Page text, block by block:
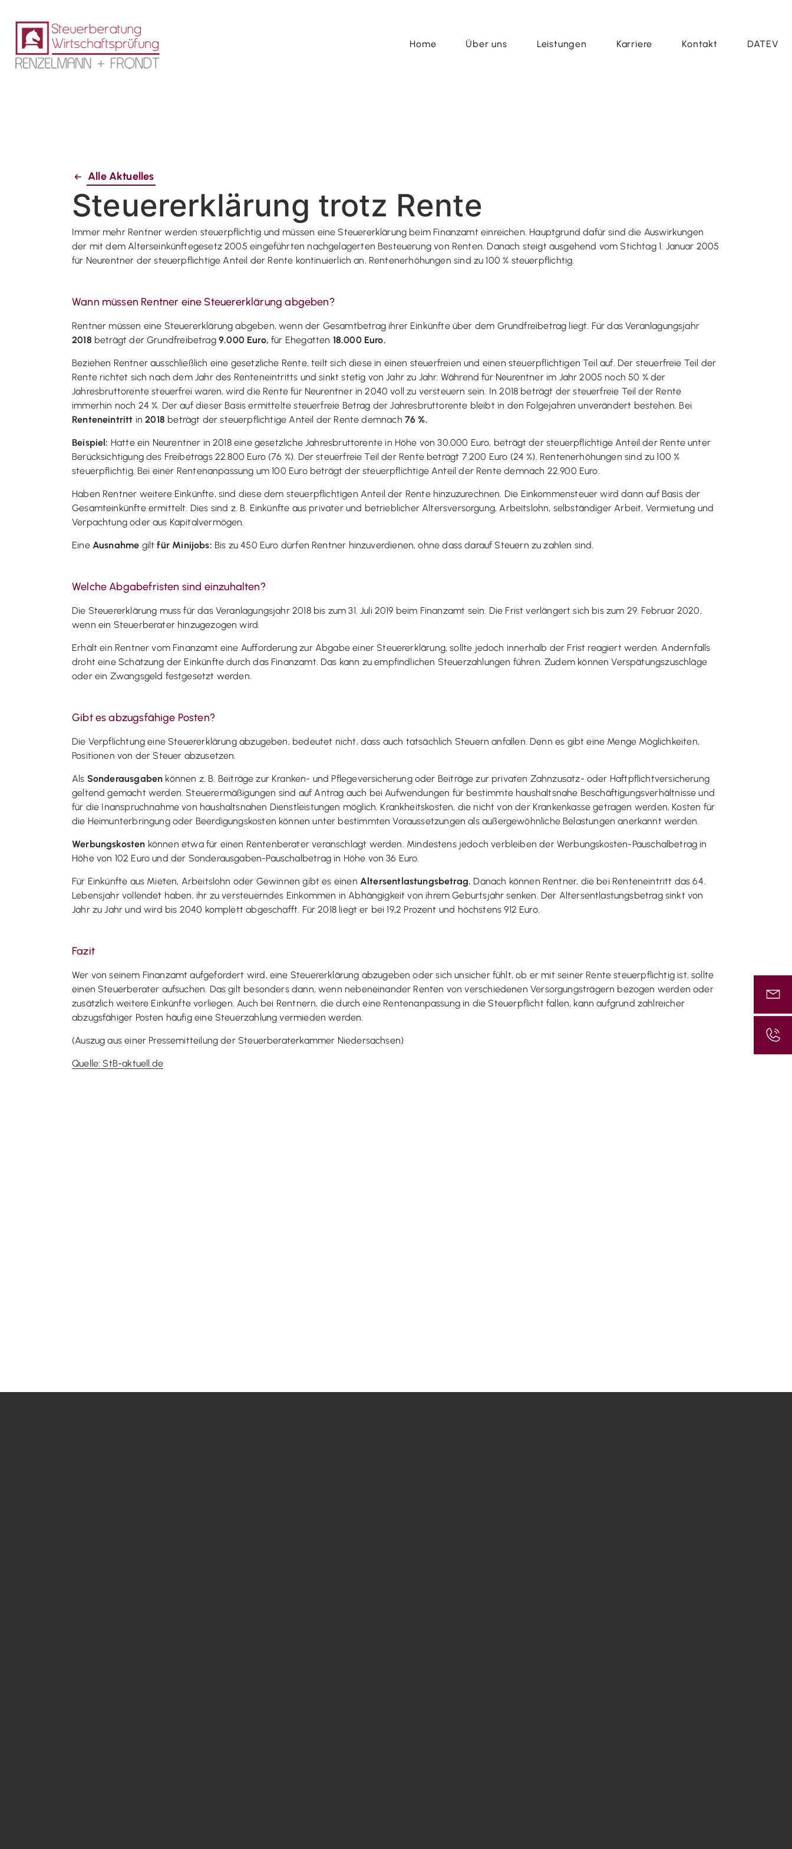
Home Über uns Leistungen Karriere Kontakt DATEV
Alle Aktuelles
Steuererklärung trotz Rente
Immer mehr Rentner werden steuerpflichtig und müssen eine Steuererklärung beim Finanzamt einreichen. Hauptgrund dafür sind die Auswirkungen
der mit dem Alterseinkünftegesetz 2005 eingeführten nachgelagerten Besteuerung von Renten. Danach steigt ausgehend vom Stichtag 1. Januar 2005
für Neurentner der steuerpflichtige Anteil der Rente kontinuierlich an. Rentenerhöhungen sind zu 100 % steuerpflichtig.
Wann müssen Rentner eine Steuererklärung abgeben?
Rentner müssen eine Steuererklärung abgeben, wenn der Gesamtbetrag ihrer Einkünfte über dem Grundfreibetrag liegt. Für das Veranlagungsjahr
2018 beträgt der Grundfreibetrag 9.000 Euro, für Ehegatten 18.000 Euro.
Beziehen Rentner ausschließlich eine gesetzliche Rente, teilt sich diese in einen steuerfreien und einen steuerpflichtigen Teil auf. Der steuerfreie Teil der
Rente richtet sich nach dem Jahr des Renteneintritts und sinkt stetig von Jahr zu Jahr. Während für Neurentner im Jahr 2005 noch 50 % der
Jahresbruttorente steuerfrei waren, wird die Rente für Neurentner in 2040 voll zu versteuern sein. In 2018 beträgt der steuerfreie Teil der Rente
immerhin noch 24 %. Der auf dieser Basis ermittelte steuerfreie Betrag der Jahresbruttorente bleibt in den Folgejahren unverändert bestehen. Bei
Renteneintritt in2018 beträgt der steuerpflichtige Anteil der Rente demnach 76 %.
Beispiel: Hatte ein Neurentner in 2018 eine gesetzliche Jahresbruttorente in Höhe von 30.000 Euro, beträgt der steuerpflichtige Anteil der Rente unter
Berücksichtigung des Freibetrags 22.800 Euro (76 %). Der steuerfreie Teil der Rente beträgt 7.200 Euro (24 %). Rentenerhöhungen sind zu 100 %
steuerpflichtig. Bei einer Rentenanpassung um 100 Euro beträgt der steuerpflichtige Anteil der Rente demnach 22.900 Euro.
Haben Rentner weitere Einkünfte, sind diese dem steuerpflichtigen Anteil der Rente hinzuzurechnen. Die Einkommensteuer wird dann auf Basis der
Gesamteinkünfte ermittelt. Dies sind z. B. Einkünfte aus privater und betrieblicher Altersversorgung, Arbeitslohn, selbständiger Arbeit, Vermietung und
Verpachtung oder aus Kapitalvermögen.
Eine Ausnahme giltfür Minijobs: Bis zu 450 Euro dürfen Rentner hinzuverdienen, ohne dass darauf Steuern zu zahlen sind.
Welche Abgabefristen sind einzuhalten?
Die Steuererklärung muss für das Veranlagungsjahr 2018 bis zum 31. Juli 2019 beim Finanzamt sein. Die Frist verlängert sich bis zum 29. Februar 2020,
wenn ein Steuerberater hinzugezogen wird.
Erhält ein Rentner vom Finanzamt eine Aufforderung zur Abgabe einer Steuererklärung, sollte jedoch innerhalb der Frist reagiert werden. Andernfalls
droht eine Schätzung der Einkünfte durch das Finanzamt. Das kann zu empfindlichen Steuerzahlungen führen. Zudem können Verspätungszuschläge
oder ein Zwangsgeld festgesetzt werden.
Gibt es abzugsfähige Posten?
Die Verpflichtung eine Steuererklärung abzugeben, bedeutet nicht, dass auch tatsächlich Steuern anfallen. Denn es gibt eine Menge Möglichkeiten,
Positionen von der Steuer abzusetzen.
Als Sonderausgaben können z. B. Beiträge zur Kranken- und Pflegeversicherung oder Beiträge zur privaten Zahnzusatz- oder Haftpflichtversicherung
geltend gemacht werden. Steuerermäßigungen sind auf Antrag auch bei Aufwendungen für bestimmte haushaltsnahe Beschäftigungsverhältnisse und
für die Inanspruchnahme von haushaltsnahen Dienstleistungen möglich. Krankheitskosten, die nicht von der Krankenkasse getragen werden, Kosten für
die Heimunterbringung oder Beerdigungskosten können unter bestimmten Voraussetzungen als außergewöhnliche Belastungen anerkannt werden.
Werbungskosten können etwa für einen Rentenberater veranschlagt werden. Mindestens jedoch verbleiben der Werbungskosten-Pauschalbetrag in
Höhe von 102 Euro und der Sonderausgaben-Pauschalbetrag in Höhe von 36 Euro.
Für Einkünfte aus Mieten, Arbeitslohn oder Gewinnen gibt es einen Altersentlastungsbetrag. Danach können Rentner, die bei Renteneintritt das 64.
Lebensjahr vollendet haben, ihr zu versteuerndes Einkommen in Abhängigkeit von ihrem Geburtsjahr senken. Der Altersentlastungsbetrag sinkt von
Jahr zu Jahr und wird bis 2040 komplett abgeschafft. Für 2018 liegt er bei 19,2 Prozent und höchstens 912 Euro.
Fazit
Wer von seinem Finanzamt aufgefordert wird, eine Steuererklärung abzugeben oder sich unsicher fühlt, ob er mit seiner Rente steuerpflichtig ist, sollte
einen Steuerberater aufsuchen. Das gilt besonders dann, wenn nebeneinander Renten von verschiedenen Versorgungsträgern bezogen werden oder
zusätzlich weitere Einkünfte vorliegen. Auch bei Rentnern, die durch eine Rentenanpassung in die Steuerpflicht fallen, kann aufgrund zahlreicher
abzugsfähiger Posten häufig eine Steuerzahlung vermieden werden.
(Auszug aus einer Pressemitteilung der Steuerberaterkammer Niedersachsen)
Quelle: StB-aktuell.de